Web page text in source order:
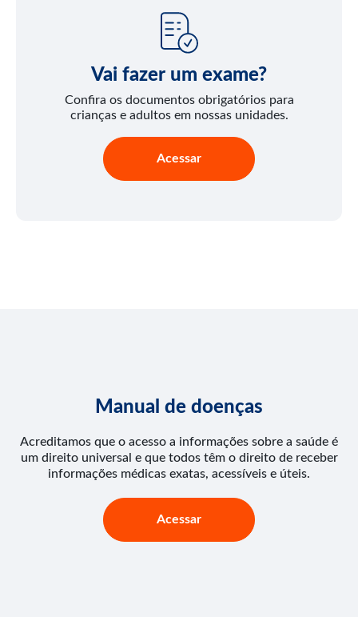
Vai fazer um exame?
Confira os documentos obrigatórios para
crianças e adultos em nossas unidades.
Acessar
Manual de doenças
Acreditamos que o acesso a informações sobre a saúde é
um direito universal e que todos têm o direito de receber
informações médicas exatas, acessíveis e úteis.
Acessar